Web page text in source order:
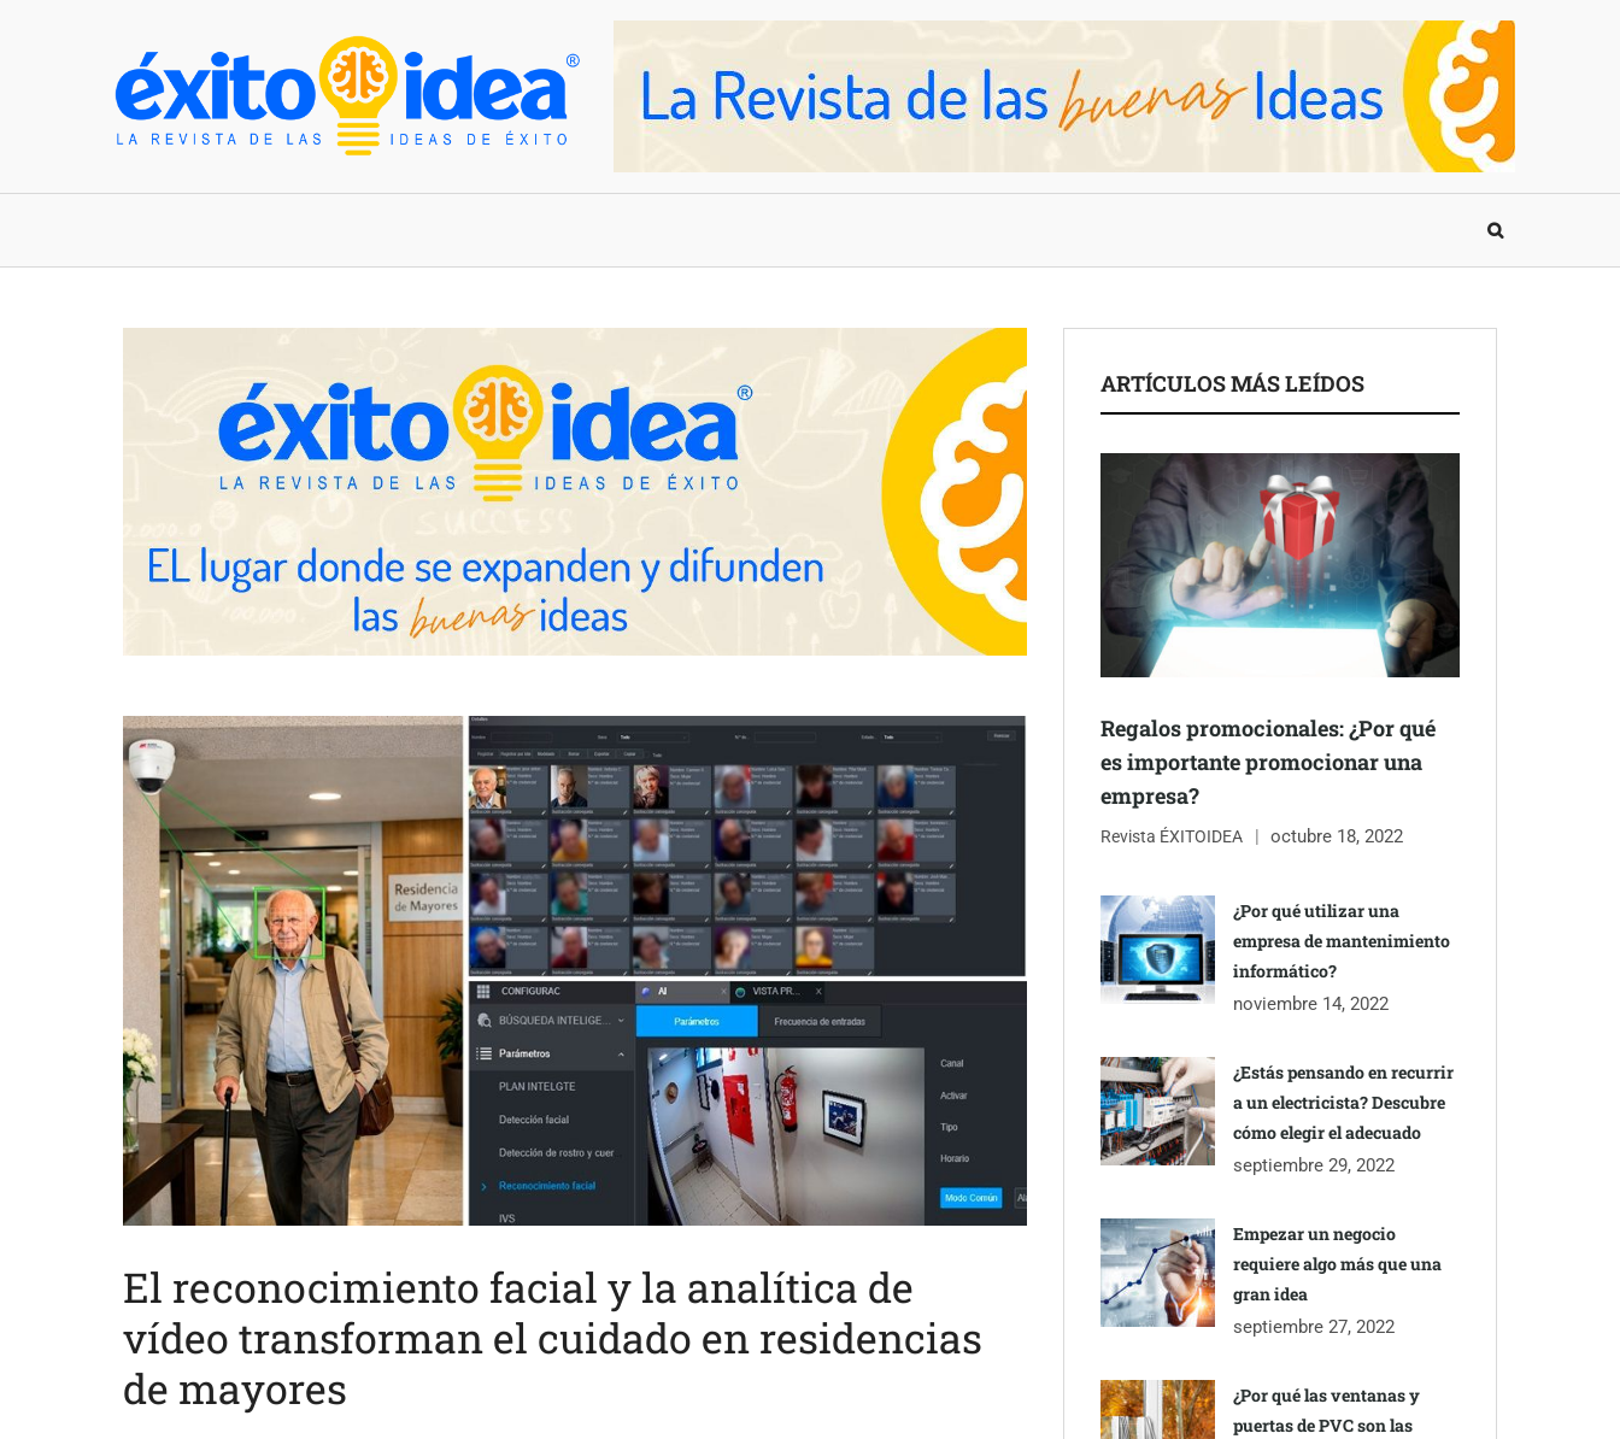
El reconocimiento facial y la analítica de
vídeo transforman el cuidado en residencias
de mayores
ARTÍCULOS MÁS LEÍDOS
Regalos promocionales: ¿Por qué
es importante promocionar una
empresa?
Revista ÉXITOIDEA octubre 18, 2022
¿Por qué utilizar una
empresa de mantenimiento
informático?
noviembre 14, 2022
¿Estás pensando en recurrir
a un electricista? Descubre
cómo elegir el adecuado
septiembre 29, 2022
Empezar un negocio
requiere algo más que una
gran idea
septiembre 27, 2022
¿Por qué las ventanas y
puertas de PVC son las